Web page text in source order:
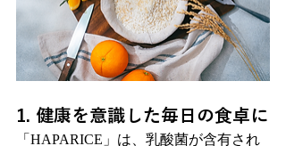
1. 健康を意識した毎日の食卓に
「HAPARICE」は、乳酸菌が含有され